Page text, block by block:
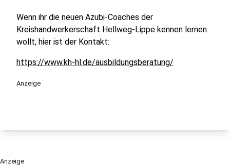
Wenn ihr die neuen Azubi-Coaches der
Kreishandwerkerschaft Hellweg-Lippe kennen lernen
wollt, hier ist der Kontakt:
https://www.kh-hl.de/ausbildungsberatung/
Anzeige
Anzeige